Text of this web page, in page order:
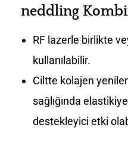
neddling
RF lazerle birlikte
kullanılabilir.
Ciltte kolajen
sağlığında
destekleyici etki